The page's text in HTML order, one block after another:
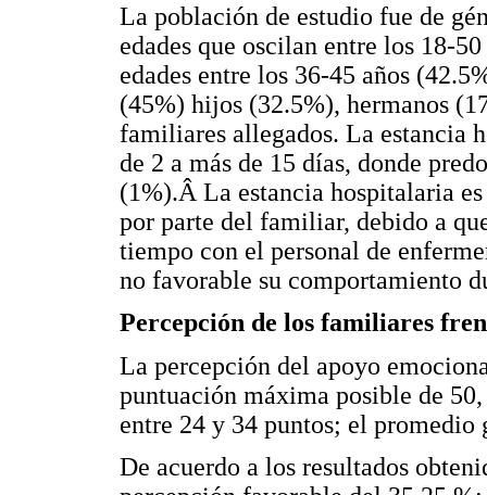
La población de estudio fue de
edades que oscilan entre los 18-
edades entre los 36-45 años
(45%) hijos (32.5%), hermanos
familiares allegados. La estancia
de 2 a más de 15 días, donde
(1%).Â La estancia hospitalaria
por parte del familiar, debido a
tiempo con el personal de
no favorable su comportamiento
Percepción de los familiares
La percepción del apoyo
puntuación máxima posible de
entre 24 y 34 puntos; el promedio
De acuerdo a los resultados